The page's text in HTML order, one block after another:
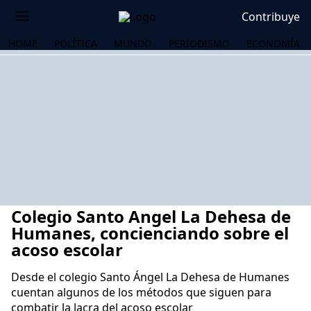
Contribuye
HOME POLÍTICA MUNDO PERIODISMO ECONOMÍA
Colegio Santo Angel La Dehesa de
Humanes, concienciando sobre el
acoso escolar
Desde el colegio Santo Ángel La Dehesa de Humanes
cuentan algunos de los métodos que siguen para
combatir la lacra del acoso escolar